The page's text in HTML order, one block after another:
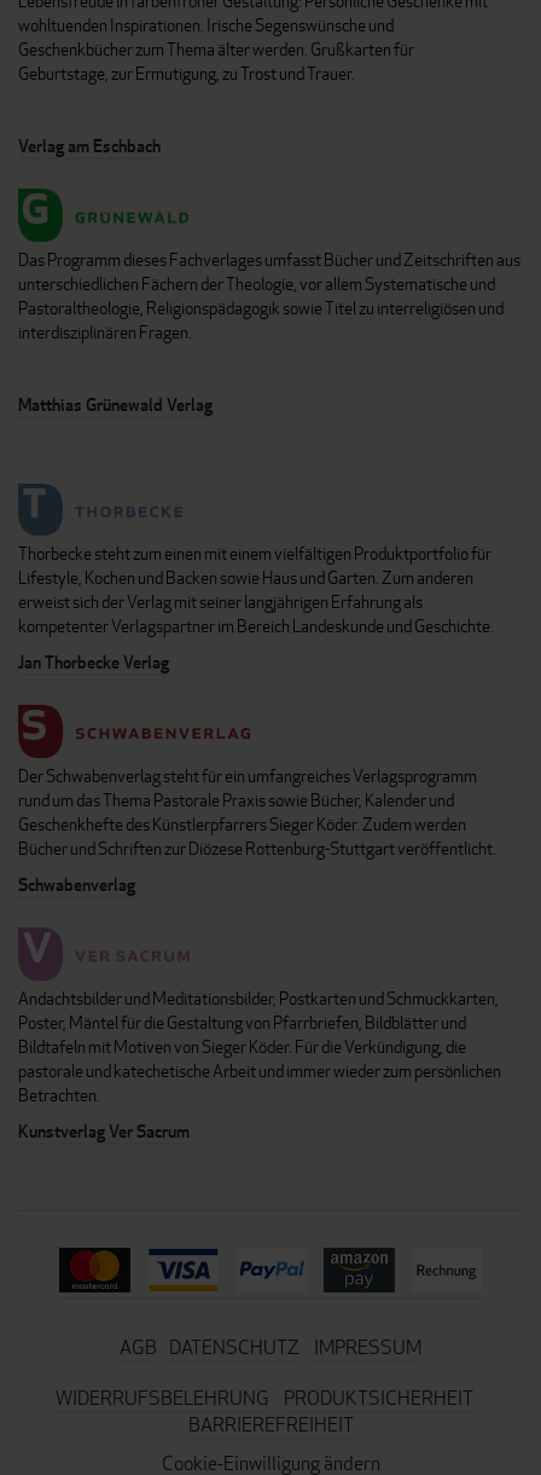
wohltuenden Inspirationen. Irische Segenswünsche und
Geschenkbücher zum Thema älter werden. Grußkarten für
Geburtstage, zur Ermutigung, zu Trost und Trauer.
Verlag am Eschbach
Das Programm dieses Fachverlages umfasst Bücher und Zeitschriften aus
unterschiedlichen Fächern der Theologie, vor allem Systematische und
Pastoraltheologie, Religionspädagogik sowie Titel zu interreligiösen und
interdisziplinären Fragen.
Matthias Grünewald Verlag
Thorbecke steht zum einen mit einem vielfältigen Produktportfolio für
Lifestyle, Kochen und Backen sowie Haus und Garten. Zum anderen
erweist sich der Verlag mit seiner langjährigen Erfahrung als
kompetenter Verlagspartner im Bereich Landeskunde und Geschichte.
Jan Thorbecke Verlag
Der Schwabenverlag steht für ein umfangreiches Verlagsprogramm
rund um das Thema Pastorale Praxis sowie Bücher, Kalender und
Geschenkhefte des Künstlerpfarrers Sieger Köder. Zudem werden
Bücher und Schriften zur Diözese Rottenburg-Stuttgart veröffentlicht.
Schwabenverlag
Andachtsbilder und Meditationsbilder, Postkarten und Schmuckkarten,
Poster, Mäntel für die Gestaltung von Pfarrbriefen, Bildblätter und
Bildtafeln mit Motiven von Sieger Köder. Für die Verkündigung, die
pastorale und katechetische Arbeit und immer wieder zum persönlichen
Betrachten.
Kunstverlag Ver Sacrum
AGB DATENSCHUTZ
IMPRESSUM
WIDERRUFSBELEHRUNG
PRODUKTSICHERHEIT
BARRIEREFREIHEIT
Cookie-Einwilligung ändern